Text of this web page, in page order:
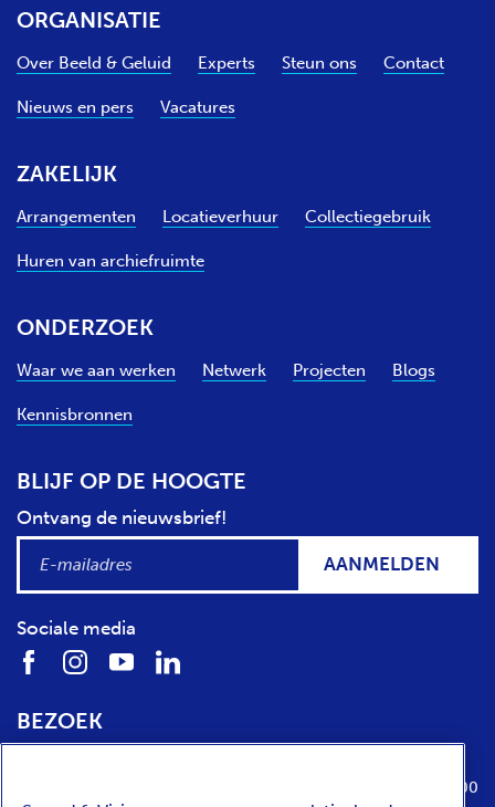
ORGANISATIE
Over Beeld & Geluid Experts Steun ons Contact
Nieuws en pers Vacatures
ZAKELIJK
Arrangementen Locatieverhuur Collectiegebruik
Huren van archiefruimte
ONDERZOEK
Waar we aan werken Netwerk Projecten Blogs
Kennisbronnen
BLIJF OP DE HOOGTE
Ontvang de nieuwsbrief!
AANMELDEN
Sociale media
BEZOEK
dinsdag t/m zondag van 10:00 tot 17:00